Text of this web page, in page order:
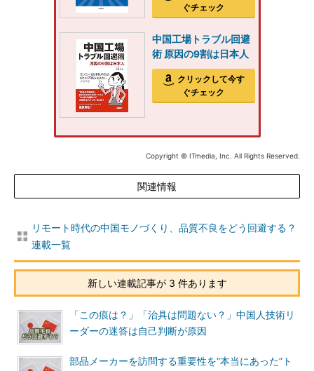
ぐチェック
中国工場トラブル回避
術 原因の9割は日本人
クリックして今す
ぐチェック
Copyright © ITmedia, Inc. All Rights Reserved.
関連情報
リモート時代の中国モノづくり、品質不良をどう回避する？
連載一覧
新しい連載記事が 3 件あります
「この痕は？」「治具は問題ない？」中国人技術リ
ーダーの迷答は自己判断が原因
部品メーカーを訪問する重要性を“本当にあった”ト